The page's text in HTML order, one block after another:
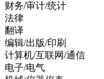
财务/审计/统计
法律
翻译
编辑/出版/印刷
计算机/互联网/通信
电子/电气